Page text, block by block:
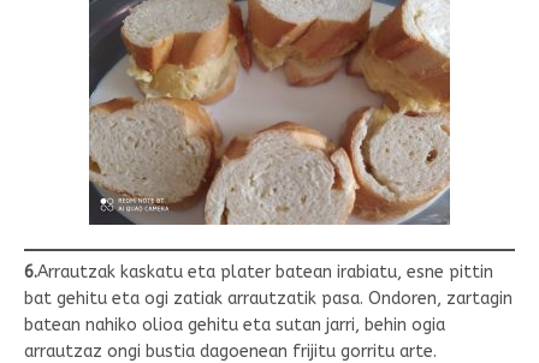
6.Arrautzak kaskatu eta plater batean irabiatu, esne pittin
bat gehitu eta ogi zatiak arrautzatik pasa. Ondoren, zartagin
batean nahiko olioa gehitu eta sutan jarri, behin ogia
arrautzaz ongi bustia dagoenean frijitu gorritu arte.